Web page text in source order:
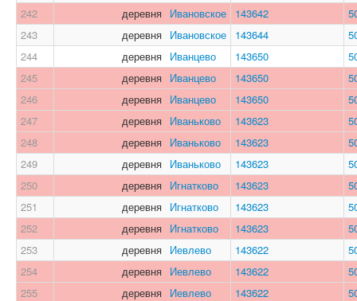
242
деревня Ивановское 143642
243
деревня Ивановское 143644
244
деревня Иванцево 143650
245
деревня Иванцево 143650
246
деревня Иванцево 143650
247
деревня Иваньково 143623
248
деревня Иваньково 143623
249
деревня Иваньково 143623
250
деревня Игнатково 143623
251
деревня Игнатково 143623
252
деревня Игнатково 143623
253
деревня Иевлево 143622
254
деревня Иевлево 143622
255
деревня Иевлево 143622